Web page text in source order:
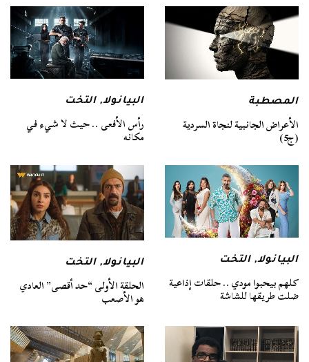
المصطبة
الأعراض الجانبية لنجاة السردية
(ج5)
البيانولا,التخت
رأس الأفعى .. حيث لا شيء في
مكانه
البيانولا,التخت
كلهم بيحبوا مودي .. حلقات إذاعية
ضلت طريقها للشاشة
البيانولا,التخت
الحلقة الأولى “حد أقصى” العادي
هو الأصعب